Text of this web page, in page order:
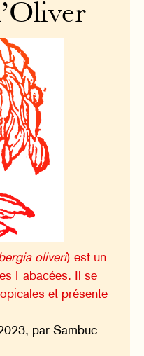
oliveri) est un
Fabacées. Il se
et présente
par Sambuc